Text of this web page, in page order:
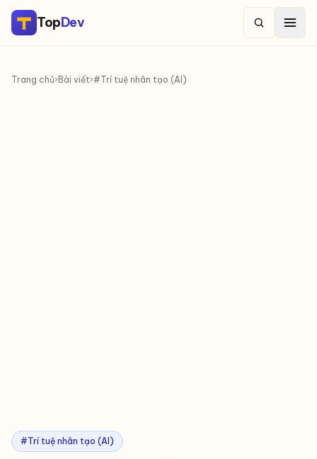
TopDev
Trang chủ› Bài viết›#Trí tuệ nhân tạo (AI)
#Trí tuệ nhân tạo (AI)